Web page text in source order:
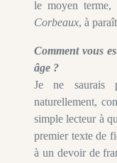
le moyen
Corbeaux, à
Comment vous
âge ?
Je ne saurais
naturellement,
simple lecteur à
premier texte de
à un devoir de